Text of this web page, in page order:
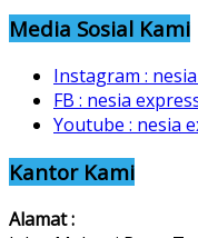
Media Sosial Kami
Instagram :
FB : nesia
Youtube : nesia
Kantor Kami
Alamat :